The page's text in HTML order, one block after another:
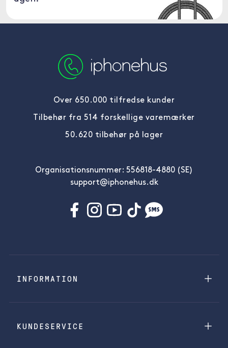
Over 650.000 tilfredse kunder
Tilbehør fra 514 forskellige varemærker
50.620 tilbehør på lager
Organisationsnummer: 556818-4880 (SE)
support@iphonehus.dk
INFORMATION
KUNDESERVICE